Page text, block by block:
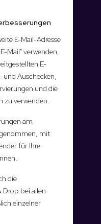
E-Mail-Adresse
Mail" verwenden,
E-
und Auschecken,
und die
zu verwenden.
am
mit
für Ihre
die
Drop bei allen
einzelner